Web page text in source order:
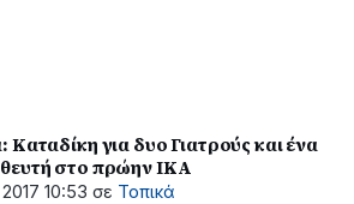
για δυο Γιατρούς και ένα
στο πρώην ΙΚΑ
10:53 σε Τοπικά